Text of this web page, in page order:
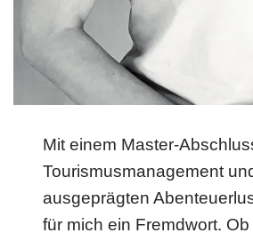
Mit einem Master-
Tourismusmanagement
ausgeprägten
für mich ein Fremdwort.